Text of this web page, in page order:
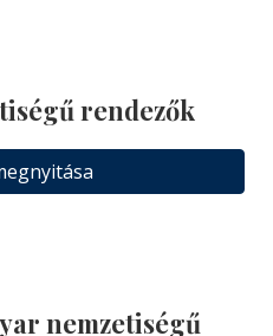
rendezők
nemzetiségű